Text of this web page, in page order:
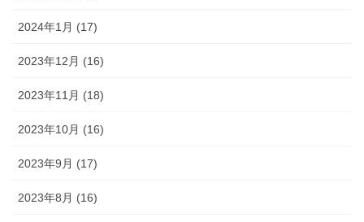
2024年1月 (17)
2023年12月 (16)
2023年11月 (18)
2023年10月 (16)
2023年9月 (17)
2023年8月 (16)